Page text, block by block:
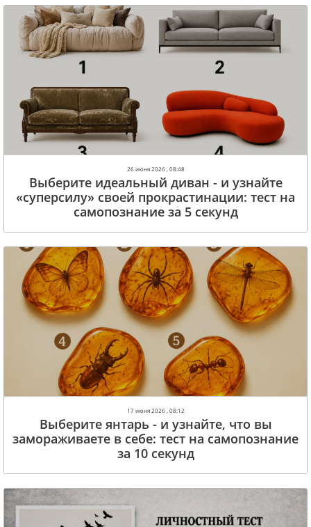
26 июня 2026 , 08:48
Выберите идеальный диван - и узнайте
«суперсилу» своей прокрастинации: тест на
самопознание за 5 секунд
17 июня 2026 , 08:12
Выберите янтарь - и узнайте, что вы
замораживаете в себе: тест на самопознание
за 10 секунд